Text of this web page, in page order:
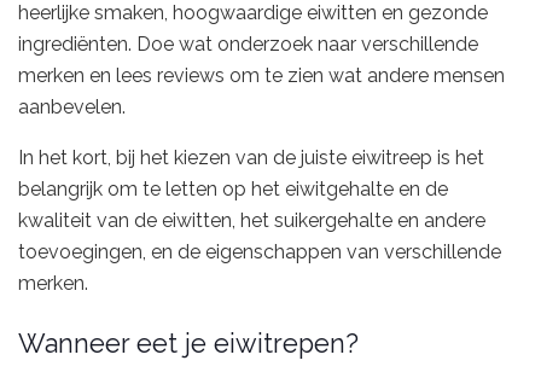
heerlijke smaken, hoogwaardige eiwitten en gezonde
ingrediënten. Doe wat onderzoek naar verschillende
merken en lees reviews om te zien wat andere mensen
aanbevelen.
In het kort, bij het kiezen van de juiste eiwitreep is het
belangrijk om te letten op het eiwitgehalte en de
kwaliteit van de eiwitten, het suikergehalte en andere
toevoegingen, en de eigenschappen van verschillende
merken.
Wanneer eet je eiwitrepen?